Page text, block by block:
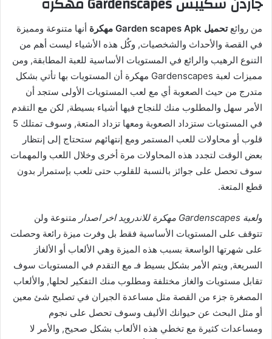
من روائعتحميل Garden scapes Apk مهكرة
أنها متنوعة ومميزة
في القصة والأحداث والشخصيات, وكٌل هذه الأشياء ليست أهم من
التنوع الرهيب والرائع في المستويات الأساسية للعبة المطابقة, ومن
مميزات لعبة Gardenscapes مهكرة أن المستويات بها تأتي بشكل
متدرج من حيث الصعوبة أي مع لعب المستويات الأولى ستجد أن
الأمر سهل والمطلوب منك للنجاح فيها أشياء بسيطة, لكن مع التقدم
في المستويات ستزداد الصعوبة ومعها تزداد المتعة, وسوف تمتلك 5
قلوب أو محاولات للعب المستمر ومع إنتهائهم ستحتاج إلى إنتظار
بعض الوقت لتجدد هذه المحاولات مرة أخرى وخلال اللعب والمهمات
سوف تحصل على جوائز بالنسبة للقلوب حتى تلعب بإستمرار بدون
قطع المتعة.
ولعبة Gardenscapes مهكرة للاندرويد اخر اصدار
متنوعة ولن
تتوقف على المستويات الأساسية فقط بل وفرت ميزة رائعة وحصلت
على شهرتها الواسعة بسبب هذه الميزة وهي الألعاب أو الألغاز
السريعة, ويتم الأمر بشكل بسيط فـ مع التقدم في المستويات سوف
تقابل مستويات والغاز مختلفة ومطلوب منك التفكير لحلها, والألعاب
المصغرة جزء من القصة مثل مساعدة الجيران في تصليح شئ معين
أو مثل البحث عن حيوانك الأليف وسوف تحصل على نجوم
ومساعدات كثيرة مع تخطي هذه الألعاب بشكل صحيح, والأمر لا